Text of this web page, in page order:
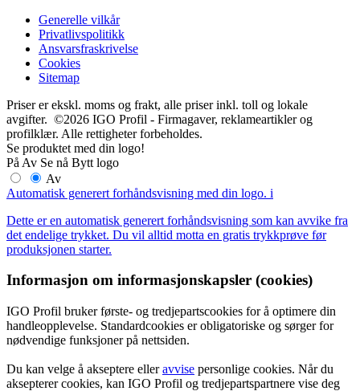
Generelle vilkår
Privatlivspolitikk
Ansvarsfraskrivelse
Cookies
Sitemap
Priser er ekskl. moms og frakt, alle priser inkl. toll og lokale
avgifter. ©2026 IGO Profil - Firmagaver, reklameartikler og
profilklær. Alle rettigheter forbeholdes.
Se produktet med din logo!
På Av Se nå Bytt logo
Av
Automatisk generert forhåndsvisning med din logo. i
Dette er en automatisk generert forhåndsvisning som kan avvike fra
det endelige trykket. Du vil alltid motta en gratis trykkprøve før
produksjonen starter.
Informasjon om informasjonskapsler (cookies)
IGO Profil bruker første- og tredjepartscookies for å optimere din
handleopplevelse. Standardcookies er obligatoriske og sørger for
nødvendige funksjoner på nettsiden.
Du kan velge å akseptere elleravvise personlige cookies. Når du
aksepterer cookies, kan IGO Profil og tredjepartspartnere vise deg